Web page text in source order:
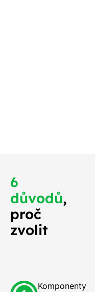
6
důvodů,
proč
zvolit
Komponenty